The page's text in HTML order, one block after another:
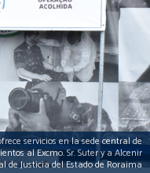
servicios en la sede central de
al Excmo. Sr. Suter y a Alcenir
de Justicia del Estado de Roraima